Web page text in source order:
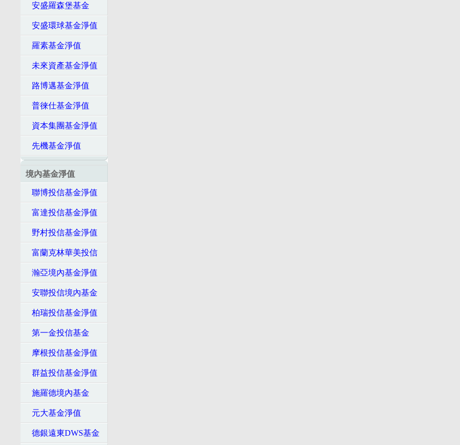
安盛羅森堡基金
安盛環球基金淨值
羅素基金淨值
未來資產基金淨值
路博邁基金淨值
普徠仕基金淨值
資本集團基金淨值
先機基金淨值
境內基金淨值
聯博投信基金淨值
富達投信基金淨值
野村投信基金淨值
富蘭克林華美投信
瀚亞境內基金淨值
安聯投信境內基金
柏瑞投信基金淨值
第一金投信基金
摩根投信基金淨值
群益投信基金淨值
施羅德境內基金
元大基金淨值
德銀遠東DWS基金